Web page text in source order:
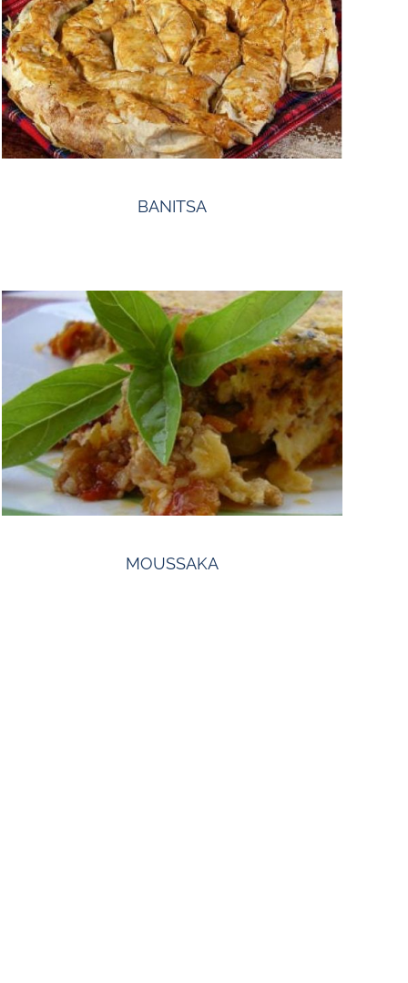
BANITSA
MOUSSAKA